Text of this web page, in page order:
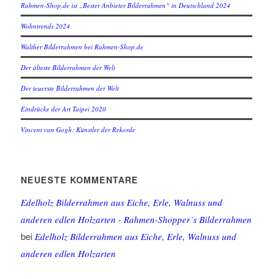
Rahmen-Shop.de ist „Bester Anbieter Bilderrahmen“ in Deutschland 2024
Wohntrends 2024
Walther Bilderrahmen bei Rahmen-Shop.de
Der älteste Bilderrahmen der Welt
Der teuerste Bilderrahmen der Welt
Eindrücke der Art Taipei 2020
Vincent van Gogh: Künstler der Rekorde
NEUESTE KOMMENTARE
Edelholz Bilderrahmen aus Eiche, Erle, Walnuss und
anderen edlen Holzarten - Rahmen-Shopper´s Bilderrahmen
bei Edelholz Bilderrahmen aus Eiche, Erle, Walnuss und
anderen edlen Holzarten